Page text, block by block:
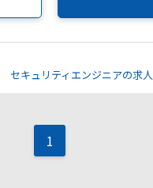
セキュリティエンジニアの求人
1